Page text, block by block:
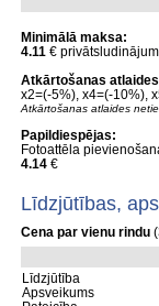
Minimālā maksa:
4.11€
Atkārtošanas
x2=(-5%), x4=(-10%),
Atkārtošanas atlaides
Papildiespējas:
Fotoattēla
4.14€
Līdzjūtības,
Cena par vienu rindu
Līdzjūtība
Apsveikums